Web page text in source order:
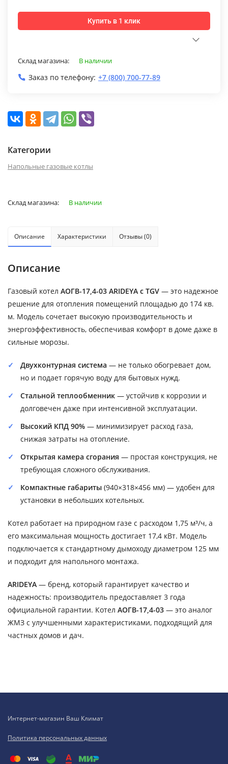
Купить в 1 клик
Склад магазина: В наличии
Заказ по телефону: +7 (800) 700-77-89
Категории
Напольные газовые котлы
Склад магазина: В наличии
Описание Характеристики Отзывы (0)
Описание
Газовый котел АОГВ-17,4-03 ARIDEYA с TGV — это надежное
решение для отопления помещений площадью до 174 кв.
м. Модель сочетает высокую производительность и
энергоэффективность, обеспечивая комфорт в доме даже в
сильные морозы.
Двухконтурная система — не только обогревает дом,
но и подает горячую воду для бытовых нужд.
Стальной теплообменник — устойчив к коррозии и
долговечен даже при интенсивной эксплуатации.
Высокий КПД 90% — минимизирует расход газа,
снижая затраты на отопление.
Открытая камера сгорания — простая конструкция, не
требующая сложного обслуживания.
Компактные габариты (940×318×456 мм) — удобен для
установки в небольших котельных.
Котел работает на природном газе с расходом 1,75 м³/ч, а
его максимальная мощность достигает 17,4 кВт. Модель
подключается к стандартному дымоходу диаметром 125 мм
и подходит для напольного монтажа.
ARIDEYA — бренд, который гарантирует качество и
надежность: производитель предоставляет 3 года
официальной гарантии. Котел АОГВ-17,4-03 — это аналог
ЖМЗ с улучшенными характеристиками, подходящий для
частных домов и дач.
Интернет-магазин Ваш Климат
Политика персональных данных